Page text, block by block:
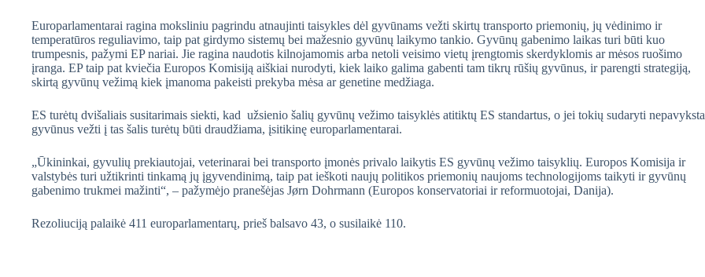
Europarlamentarai ragina moksliniu pagrindu atnaujinti taisykles dėl gyvūnams vežti skirtų transporto priemonių, jų vėdinimo ir
temperatūros reguliavimo, taip pat girdymo sistemų bei mažesnio gyvūnų laikymo tankio. Gyvūnų gabenimo laikas turi būti kuo
trumpesnis, pažymi EP nariai. Jie ragina naudotis kilnojamomis arba netoli veisimo vietų įrengtomis skerdyklomis ar mėsos ruošimo
įranga. EP taip pat kviečia Europos Komisiją aiškiai nurodyti, kiek laiko galima gabenti tam tikrų rūšių gyvūnus, ir parengti strategiją,
skirtą gyvūnų vežimą kiek įmanoma pakeisti prekyba mėsa ar genetine medžiaga.
ES turėtų dvišaliais susitarimais siekti, kad užsienio šalių gyvūnų vežimo taisyklės atitiktų ES standartus, o jei tokių sudaryti
gyvūnus vežti į tas šalis turėtų būti draudžiama, įsitikinę europarlamentarai.
„Ūkininkai, gyvulių prekiautojai, veterinarai bei transporto įmonės privalo laikytis ES gyvūnų vežimo taisyklių. Europos Komisija ir
valstybės turi užtikrinti tinkamą jų įgyvendinimą, taip pat ieškoti naujų politikos priemonių naujoms technologijoms taikyti ir gyvūnų
gabenimo trukmei mažinti“, – pažymėjo pranešėjas Jørn Dohrmann (Europos konservatoriai ir reformuotojai, Danija).
Rezoliuciją palaikė 411 europarlamentarų, prieš balsavo 43, o susilaikė 110.